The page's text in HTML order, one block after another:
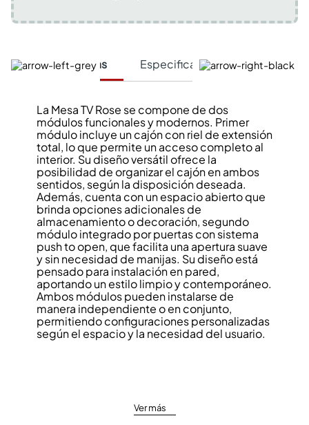
Características Especificaciones Técnicas
La Mesa TV Rose se compone de dos
módulos funcionales y modernos. Primer
módulo incluye un cajón con riel de extensión
total, lo que permite un acceso completo al
interior. Su diseño versátil ofrece la
posibilidad de organizar el cajón en ambos
sentidos, según la disposición deseada.
Además, cuenta con un espacio abierto que
brinda opciones adicionales de
almacenamiento o decoración, segundo
módulo integrado por puertas con sistema
push to open, que facilita una apertura suave
y sin necesidad de manijas. Su diseño está
pensado para instalación en pared,
aportando un estilo limpio y contemporáneo.
Ambos módulos pueden instalarse de
manera independiente o en conjunto,
permitiendo configuraciones personalizadas
según el espacio y la necesidad del usuario.
Ver más